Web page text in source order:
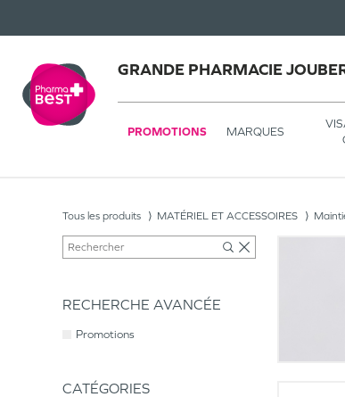
GRANDE PHARMACIE
PROMOTIONS MARQUES
Tous les produits MATÉRIEL ET ACCESSOIRES
RECHERCHE AVANCÉE
Promotions
CATÉGORIES